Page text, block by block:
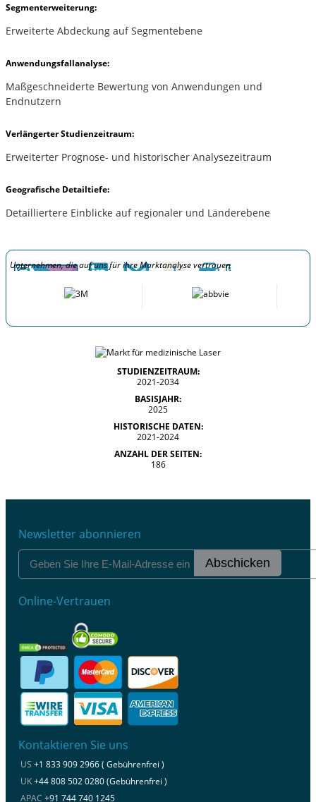
Segmenterweiterung:
Erweiterte Abdeckung auf Segmentebene
Anwendungsfallanalyse:
Maßgeschneiderte Bewertung von Anwendungen und
Endnutzern
Verlängerter Studienzeitraum:
Erweiterter Prognose- und historischer Analysezeitraum
Geografische Detailtiefe:
Detailliertere Einblicke auf regionaler und Länderebene
Unternehmen, die auf uns für ihre Marktanalyse vertrauen
STUDIENZEITRAUM:
2021-2034
BASISJAHR:
2025
HISTORISCHE DATEN:
2021-2024
ANZAHL DER SEITEN:
186
Newsletter abonnieren
Abschicken
Online-Vertrauen
Kontaktieren Sie uns
US +1 833 909 2966 ( Gebührenfrei )
UK+44 808 502 0280 (Gebührenfrei )
APAC +91 744 740 1245